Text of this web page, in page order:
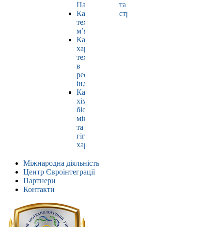
Павлюк
Кафедра
технології
м’яса
Кафедра
харчових
технологій
в
ресторанній
індустрії
Кафедра
хімії,
біохімії,
мікробіології
та
гігієни
харчування
та
страхування
Міжнародна діяльність
Центр Євроінтеграції
Партнери
Контакти